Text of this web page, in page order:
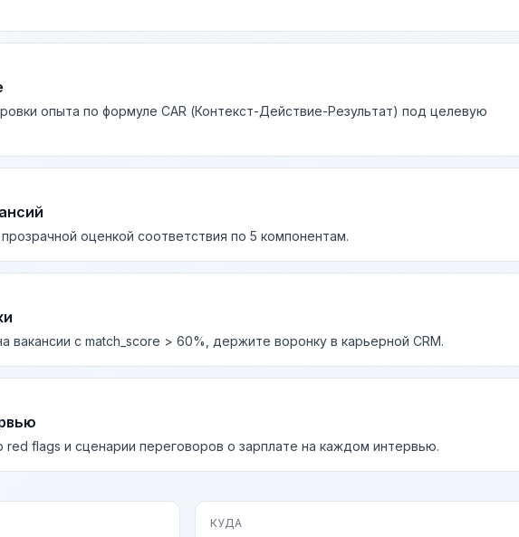
опыта по формуле CAR (Контекст-Действие-Результат) под целевую
оценкой соответствия по 5 компонентам.
вакансии с match_score > 60%, держите воронку в карьерной CRM.
red flags и сценарии переговоров о зарплате на каждом интервью.
КУДА